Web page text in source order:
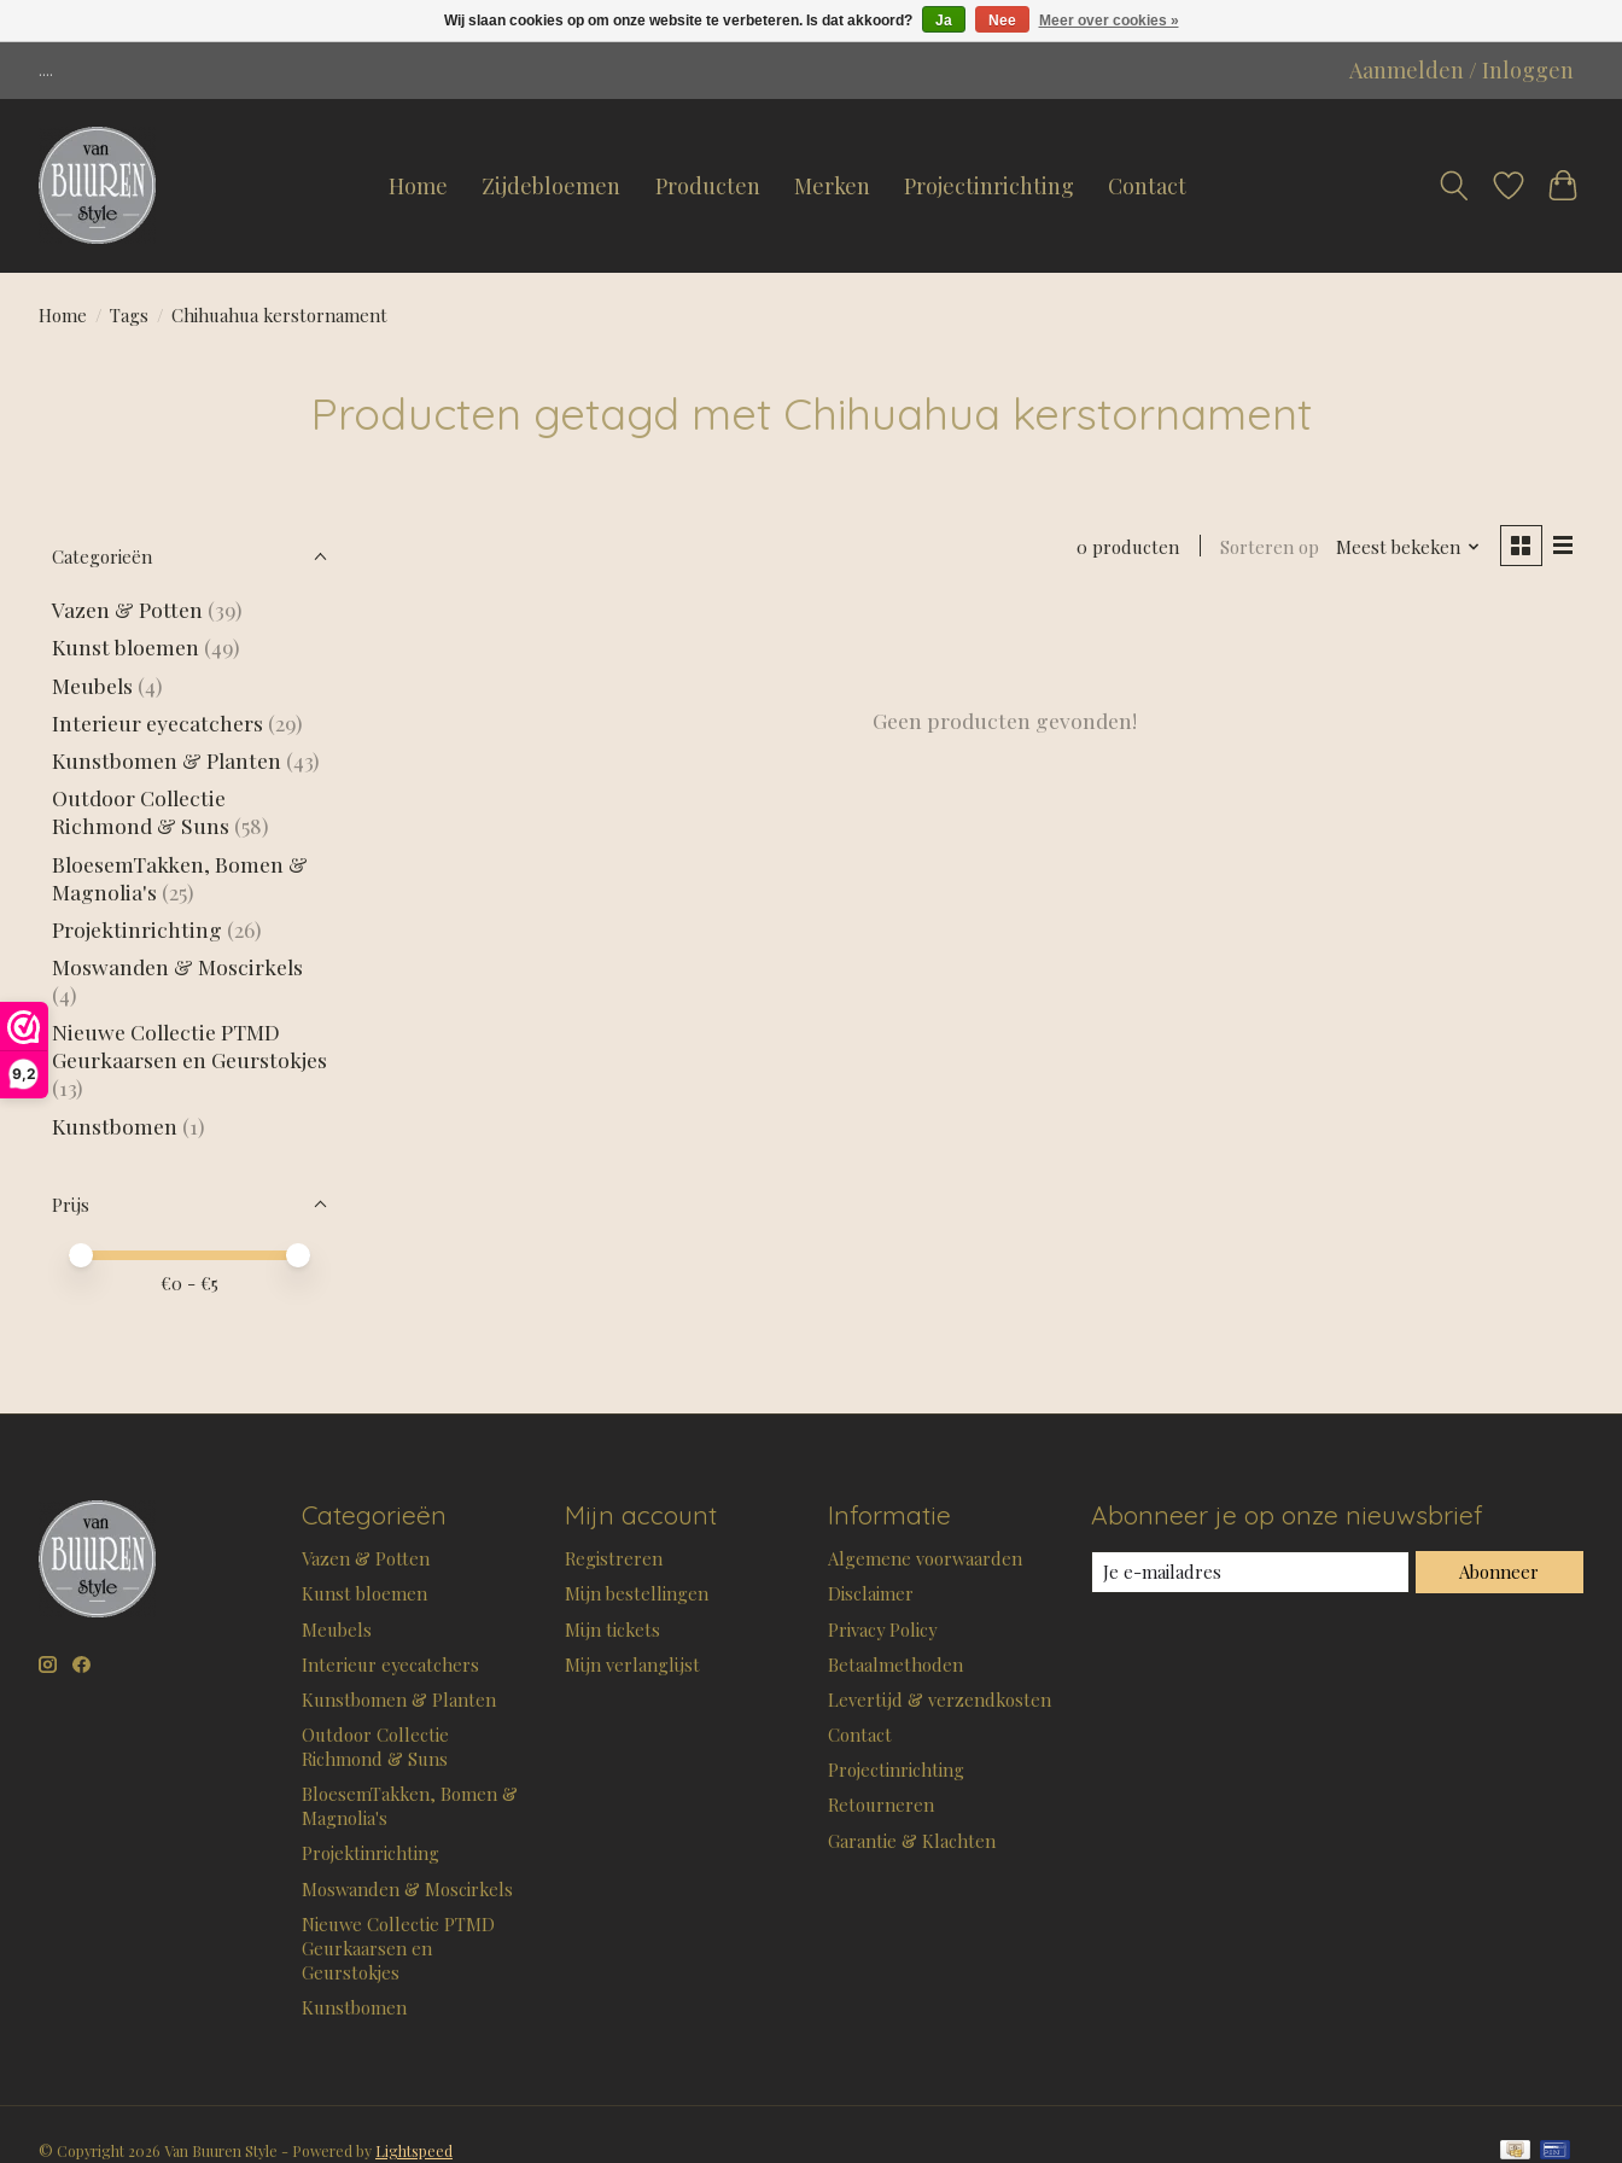
9,2
.... Aanmelden / Inloggen
Home Zijdebloemen Producten Merken Projectinrichting Contact
Home / Tags / Chihuahua kerstornament
Producten getagd met Chihuahua kerstornament
Categorieën
Vazen & Potten (39)
Kunst bloemen (49)
Meubels (4)
Interieur eyecatchers (29)
Kunstbomen & Planten (43)
Outdoor Collectie
Richmond & Suns (58)
BloesemTakken, Bomen &
Magnolia's (25)
Projektinrichting (26)
Moswanden & Moscirkels
(4)
Nieuwe Collectie PTMD
Geurkaarsen en Geurstokjes
(13)
Kunstbomen (1)
Prijs
Minimale prijswaarde
Price maximum value
€0 - €5
0 producten Sorteren op Meest bekeken
Geen producten gevonden!
Categorieën
Vazen & Potten
Kunst bloemen
Meubels
Interieur eyecatchers
Kunstbomen & Planten
Outdoor Collectie
Richmond & Suns
BloesemTakken, Bomen &
Magnolia's
Projektinrichting
Moswanden & Moscirkels
Nieuwe Collectie PTMD
Geurkaarsen en
Geurstokjes
Kunstbomen
Mijn account
Registreren
Mijn bestellingen
Mijn tickets
Mijn verlanglijst
Informatie
Algemene voorwaarden
Disclaimer
Privacy Policy
Betaalmethoden
Levertijd & verzendkosten
Contact
Projectinrichting
Retourneren
Garantie & Klachten
Abonneer je op onze nieuwsbrief
Abonneer
© Copyright 2026 Van Buuren Style - Powered by Lightspeed
Wij slaan cookies op om onze website te verbeteren. Is dat akkoord? Ja Nee Meer over cookies »